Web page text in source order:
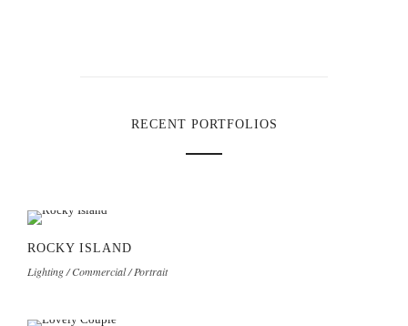
RECENT PORTFOLIOS
ROCKY ISLAND
Lighting / Commercial / Portrait